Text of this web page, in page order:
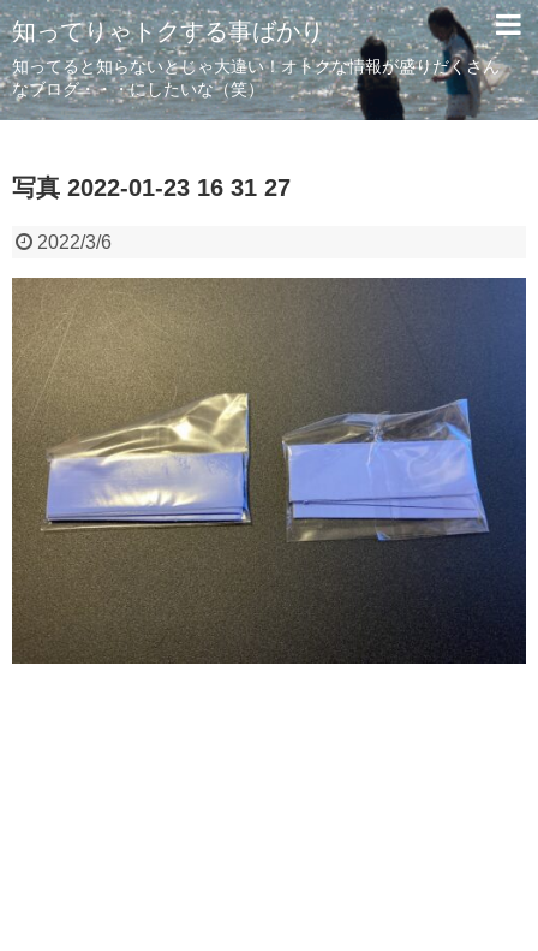
知ってりゃトクする事ばかり
知ってると知らないとじゃ大違い！オトクな情報が盛りだくさん
なブログ・・・にしたいな（笑）
写真 2022-01-23 16 31 27
2022/3/6